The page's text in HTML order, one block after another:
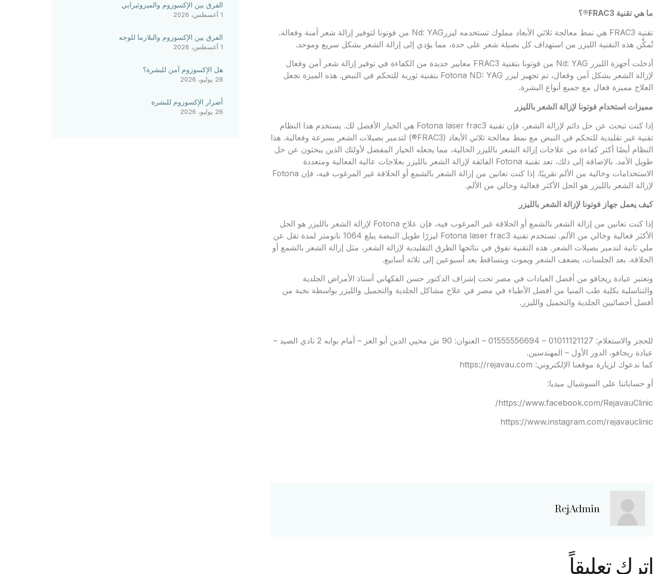
ما هي تقنية
؟
تقنية FRAC3 هي نمط معالجة ثلاثي الأبعاد مملوك تستخدمه ليزرNd: YAG من فوتونا لتوفير إزالة شعر آمنة وفعالة.
تُمكِّن هذه التقنية الليزر من استهداف كل بصيلة شعر على حدة، مما يؤدي إلى إزالة الشعر بشكل سريع وموحد.
أدخلت أجهزة الليزر Nd: YAG من فوتونا بتقنية FRAC3 معايير جديدة من الكفاءة في توفير إزالة شعر آمن وفعال
لإزالة الشعر بشكل آمن وفعال، تم تجهيز ليزر Fotona ND: YAG بتقنية ثورية للتحكم في النبض. هذه الميزة تجعل
العلاج مميزة فعال مع جميع أنواع البشرة.
مميزات استخدام فوتونا لإزالة الشعر بالليزر
إذا كنت تبحث عن حل دائم لإزالة الشعر، فإن تقنية Fotona laser frac3 هي الخيار الأفضل لك. يستخدم هذا النظام
تقنية غير تقليدية للتحكم في النبض مع نمط معالجة ثلاثي الأبعاد (FRAC3®) لتدمير بصيلات الشعر بسرعة وفعالية. هذا
النظام أيضًا أكثر كفاءة من علاجات إزالة الشعر بالليزر الحالية، مما يجعله الخيار المفضل لأولئك الذين يبحثون عن حل
طويل الأمد. بالإضافة إلى ذلك، تعد تقنية Fotona الفائقة لإزالة الشعر بالليزر بعلاجات عالية الفعالية ومتعددة
الاستخدامات وخالية من الألم تقريبًا. إذا كنت تعانين من إزالة الشعر بالشمع أو الحلاقة غير المرغوب فيه، فإن Fotona
لإزالة الشعر بالليزر هو الحل الأكثر فعالية وخالي من الألم.
كيف يعمل جهاز فوتونا لإزالة الشعر بالليزر
إذا كنت تعانين من إزالة الشعر بالشمع أو الحلاقة غير المرغوب فيه، فإن علاج Fotona لإزالة الشعر بالليزر هو الحل
الأكثر فعالية وخالي من الألم. تستخدم تقنية Fotona laser frac3 ليزرًا طويل النبضة يبلغ 1064 نانومتر لمدة تقل عن
ملي ثانية لتدمير بصيلات الشعر. هذه التقنية تفوق في نتائجها الطرق التقليدية لإزالة الشعر، مثل إزالة الشعر بالشمع أو
الحلاقة. بعد الجلسات، يضعف الشعر ويموت ويتساقط بعد أسبوعين إلى ثلاثة أسابيع.
وتعتبر عيادة ريجافو من أفضل العيادات في مصر تحت إشراف الدكتور حسن الفكهاني أستاذ الأمراض الجلدية
والتناسلية بكلية طب المنيا من أفضل الأطباء في مصر في علاج مشاكل الجلدية والتجميل والليزر بواسطة نخبة من
أفضل أخصائيين الجلدية والتجميل والليزر.
للحجز والاستعلام: 01011121127 – 01555556694 – العنوان: 90 ش محيي الدين أبو العز – أمام بوابه 2 نادي الصيد –
عيادة ريجافو، الدور الأول – المهندسين.
كما ندعوك لزيارة موقعنا الإلكتروني: https://rejavau.com
أو حساباتنا على السوشيال ميديا:
https://www.facebook.com/RejavauClinic/
https://www.instagram.com/rejavauclinic
RejAdmin
اترك تعليقاً
الفرق بين الإكسوزوم والميزوثيرابي
1 أغسطس، 2026
الفرق بين الإكسوزوم والبلازما للوجه
1 أغسطس، 2026
هل الإكسوزوم آمن للبشرة؟
28 يوليو، 2026
أضرار الإكسوزوم للبشرة
26 يوليو، 2026